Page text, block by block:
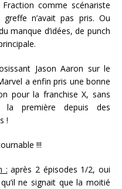
comme scénariste
n’avait pas pris. Ou
manque d’idées, de punch
Jason Aaron sur le
a enfin pris une bonne
pour la franchise X, sans
la première depuis des
!
!!!
: après 2 épisodes 1/2, oui
ne signait que la moitié